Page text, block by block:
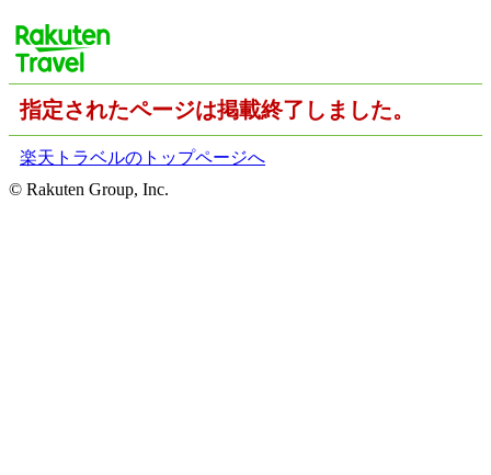
指定されたページは掲載終了しました。
楽天トラベルのトップページへ
© Rakuten Group, Inc.